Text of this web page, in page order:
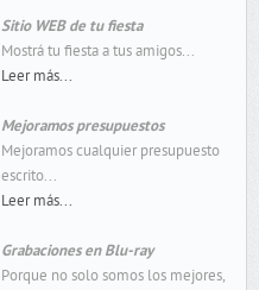
Sitio WEB de tu fiesta
Mostrá tu fiesta a tus amigos...
Leer más...
Mejoramos presupuestos
Mejoramos cualquier presupuesto
escrito...
Leer más...
Grabaciones en Blu-ray
Porque no solo somos los mejores,